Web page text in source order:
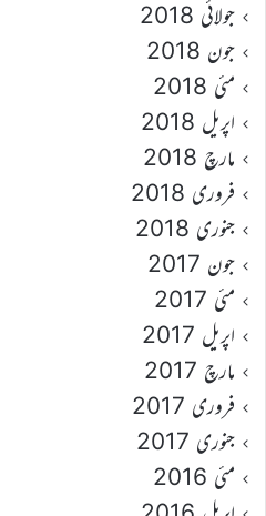
جولائی 2018
جون 2018
مئی 2018
اپریل 2018
مارچ 2018
فروری 2018
جنوری 2018
جون 2017
مئی 2017
اپریل 2017
مارچ 2017
فروری 2017
جنوری 2017
مئی 2016